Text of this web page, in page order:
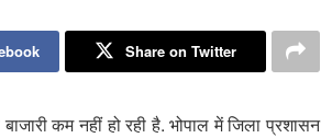
Share on Twitter
कम नहीं हो रही है. भोपाल में जिला प्रशासन